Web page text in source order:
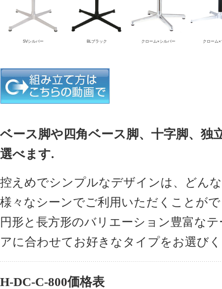
SVシルバー BLブラック クローム×シルバー クローム×
ベース脚や四角ベース脚、十字脚、独
選べます.
控えめでシンプルなデザインは、どん
様々なシーンでご利用いただくことが
円形と長方形のバリエーション豊富な
アに合わせてお好きなタイプをお選び
H-DC-C-800価格表